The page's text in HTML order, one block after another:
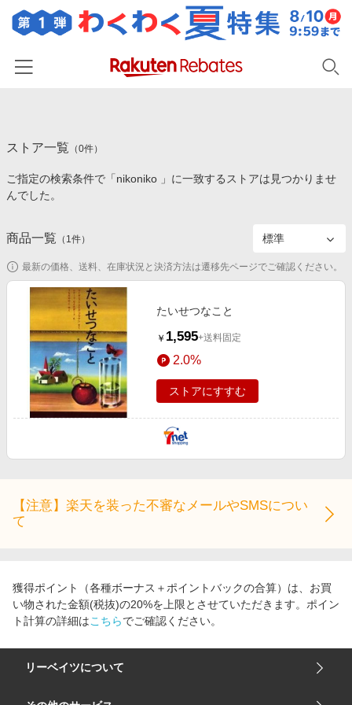
カテゴリー一覧
百貨店・総合ECモール
食品・スイーツ・お酒
コスメ・健康・医薬品
キッズ・ベビー用品
家電・PC・スマホ・カメラ
エンタメ
スポーツ・アウトドア・ゴルフ
インテリア・寝具
金融・マネー・保険
イベント一覧
初回購入者限定特典
対象ストア新規限定特典
新着ストアのご紹介
電子書籍特集
楽天ペイ導入ストア
楽天サービス特集
旅行特集
お中元特集2026
Apple公式サイト×楽天カード分割払い
Qoo10メガポ
楽天IDでログイン/会員登録
ストア一覧 （0件）
ご指定の検索条件で「nikoniko 」に一致するストアは見つかりませ
んでした。
商品一覧 （ 1件）
最新の価格、送料、在庫状況と決済方法は遷移先ページでご確認ください。
たいせつなこと
￥ 1,595+送料固定
2.0%
ストアにすすむ
【注意】楽天を装った不審なメールやSMSについ
て
獲得ポイント（各種ボーナス＋ポイントバックの合算）は、お買
い物された金額(税抜)の20%を上限とさせていただきます。ポイン
ト計算の詳細はこちらでご確認ください。
リーベイツについて
会社概要